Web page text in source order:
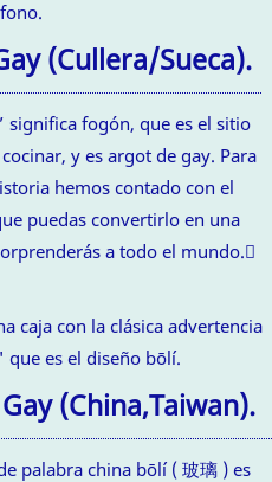
(Cullera/Sueca).
significa fogón, que es el sitio
y es argot de gay. Para
hemos contado con el
puedas convertirlo en una
a todo el mundo.
(China,Taiwan).
palabra china bōlí ( 玻璃 ) es